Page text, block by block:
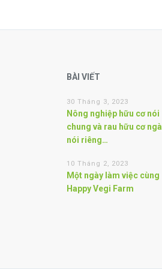
BÀI VIẾT
30 Tháng 3, 2023
Nông nghiệp hữu cơ nói
chung và rau hữu cơ
nói riêng…
10 Tháng 2, 2023
Một ngày làm việc cùng
Happy Vegi Farm